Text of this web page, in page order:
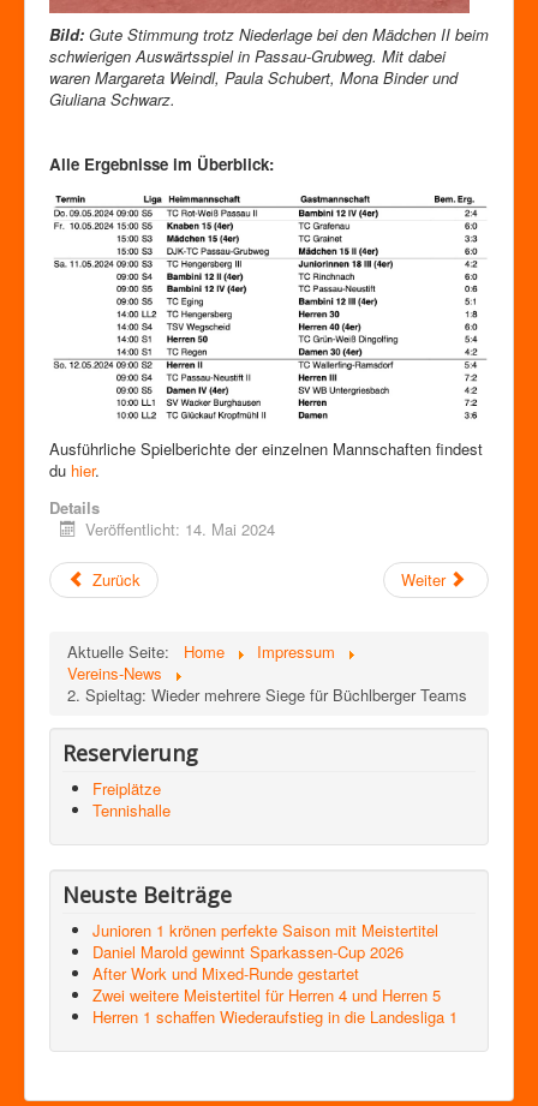
Bild: Gute Stimmung trotz Niederlage bei den Mädchen II beim
schwierigen Auswärtsspiel in Passau-Grubweg. Mit dabei
waren Margareta Weindl, Paula Schubert, Mona Binder und
Giuliana Schwarz.
Alle Ergebnisse im Überblick:
Ausführliche Spielberichte der einzelnen Mannschaften findest
du hier.
Details
Veröffentlicht: 14. Mai 2024
Zurück Weiter
Aktuelle Seite: Home
Impressum
Vereins-News
2. Spieltag: Wieder mehrere Siege für Büchlberger Teams
Reservierung
Freiplätze
Tennishalle
Neuste Beiträge
Junioren 1 krönen perfekte Saison mit Meistertitel
Daniel Marold gewinnt Sparkassen-Cup 2026
After Work und Mixed-Runde gestartet
Zwei weitere Meistertitel für Herren 4 und Herren 5
Herren 1 schaffen Wiederaufstieg in die Landesliga 1